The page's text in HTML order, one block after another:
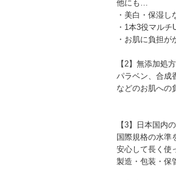
他にも…
・美白・保湿し
・1本3役マル
・お肌に負担が
【2】無添加処
パラベン、合成
などのお肌への
【3】日本国内
国際規格の水準
安心して長く使
製造・包装・保